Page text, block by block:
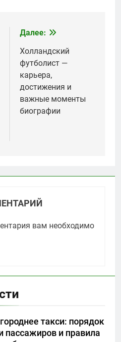
Далее:
Холландский
футболист —
карьера,
достижения и
важные моменты
биографии
вам необходимо
такси: порядок
пассажиров и правила